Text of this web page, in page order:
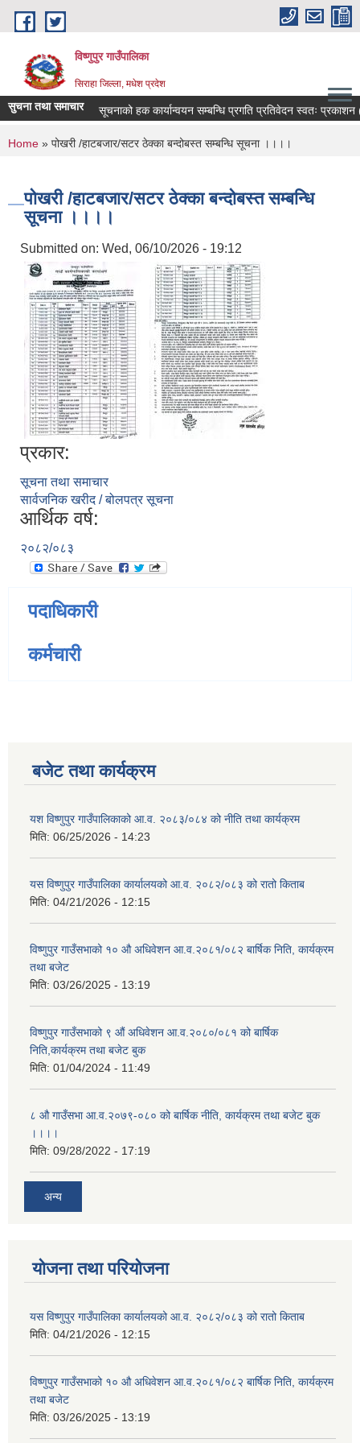
Skip to main content
विष्णुपुर गाउँपालिका
सिराहा जिल्ला, मधेश प्रदेश
सुचना तथा समाचार सूचनाको हक कार्यान्वयन सम्बन्धि प्रगति प्रतिवेदन स्वतः
You are here
Home » पोखरी /हाटबजार/सटर ठेक्का बन्दोबस्त सम्बन्धि सूचना ।।।।
पोखरी /हाटबजार/सटर ठेक्का बन्दोबस्त सम्बन्धि
सूचना ।।।।
Submitted on: Wed, 06/10/2026 - 19:12
प्रकार:
सूचना तथा समाचार
सार्वजनिक खरीद / बोलपत्र सूचना
आर्थिक वर्ष:
२०८२/०८३
पदाधिकारी
कर्मचारी
बजेट तथा कार्यक्रम
यश विष्णुपुर गाउँपालिकाको आ.व. २०८३/०८४ को नीति तथा कार्यक्रम
मिति: 06/25/2026 - 14:23
यस विष्णुपुर गाउँपालिका कार्यालयको आ.व. २०८२/०८३ को रातो किताब
मिति: 04/21/2026 - 12:15
विष्णुपुर गाउँसभाको १० औ अधिवेशन आ.व.२०८१/०८२ बार्षिक निति, कार्यक्रम
तथा बजेट
मिति: 03/26/2025 - 13:19
विष्णुपुर गाउँसभाको ९ औं अधिवेशन आ.व.२०८०/०८१ को बार्षिक
निति,कार्यक्रम तथा बजेट बुक
मिति: 01/04/2024 - 11:49
८ औ गाउँसभा आ.व.२०७९-०८० को बार्षिक नीति, कार्यक्रम तथा बजेट बुक
।।।।
मिति: 09/28/2022 - 17:19
अन्य
योजना तथा परियोजना
यस विष्णुपुर गाउँपालिका कार्यालयको आ.व. २०८२/०८३ को रातो किताब
मिति: 04/21/2026 - 12:15
विष्णुपुर गाउँसभाको १० औ अधिवेशन आ.व.२०८१/०८२ बार्षिक निति, कार्यक्रम
तथा बजेट
मिति: 03/26/2025 - 13:19